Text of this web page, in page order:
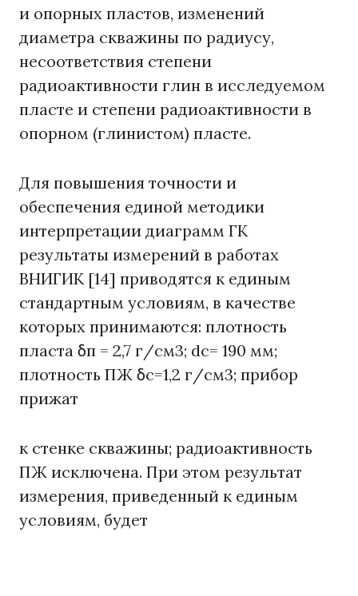
и опорных пластов, изменений
диаметра скважины по радиусу,
несоответствия степени
радиоактивности глин в исследуемом
пласте и степени радиоактивности в
опорном (глинистом) пласте.
Для повышения точности и
обеспечения единой методики
интерпретации диаграмм ГК
результаты измерений в работах
ВНИГИК [14] приводятся к единым
стандартным условиям, в качестве
которых принимаются: плотность
пласта δп = 2,7 г/см3; dc= 190 мм;
плотность ПЖ δс=1,2 г/см3; прибор
прижат
к стенке скважины; радиоактивность
ПЖ исключена. При этом результат
измерения, приведенный к единым
условиям, будет